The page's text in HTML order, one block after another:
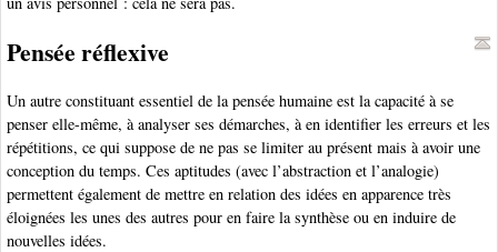
Pensée réflexive
Un autre constituant essentiel de la pensée humaine est la capacité à se
penser elle-même, à analyser ses démarches, à en identifier les erreurs et les
répétitions, ce qui suppose de ne pas se limiter au présent mais à avoir une
conception du temps. Ces aptitudes (avec l’abstraction et l’analogie)
permettent également de mettre en relation des idées en apparence très
éloignées les unes des autres pour en faire la synthèse ou en induire de
nouvelles idées.